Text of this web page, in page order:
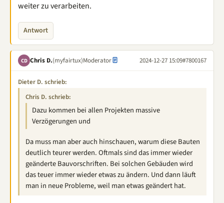
weiter zu verarbeiten.
Antwort
CD Chris D.(myfairtux)Moderator 2024-12-27 15:09#7800167
Dieter D. schrieb:
Chris D. schrieb:
Dazu kommen bei allen Projekten massive
Verzögerungen und
Da muss man aber auch hinschauen, warum diese Bauten
deutlich teurer werden. Oftmals sind das immer wieder
geänderte Bauvorschriften. Bei solchen Gebäuden wird
das teuer immer wieder etwas zu ändern. Und dann läuft
man in neue Probleme, weil man etwas geändert hat.